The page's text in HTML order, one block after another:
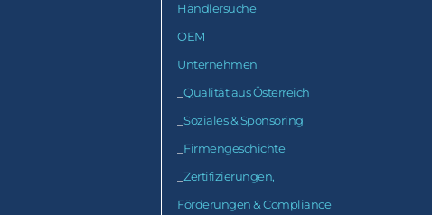
Händlersuche
OEM
Unternehmen
Qualität aus Österreich
Soziales & Sponsoring
Firmengeschichte
Zertifizierungen,
Förderungen & Compliance